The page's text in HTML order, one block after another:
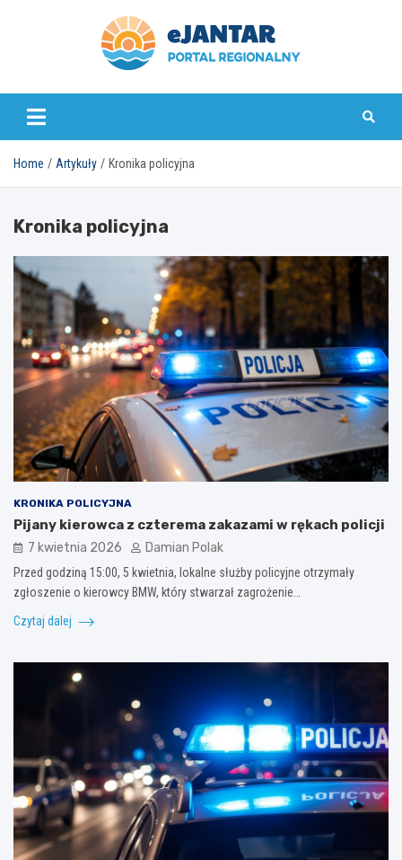
ejantar.pl
Home Artykuły Kronika policyjna
Kronika policyjna
KRONIKA POLICYJNA
Pijany kierowca z czterema zakazami w rękach policji
7 kwietnia 2026 Damian Polak
Przed godziną 15:00, 5 kwietnia, lokalne służby policyjne otrzymały
zgłoszenie o kierowcy BMW, który stwarzał zagrożenie…
Czytaj dalej